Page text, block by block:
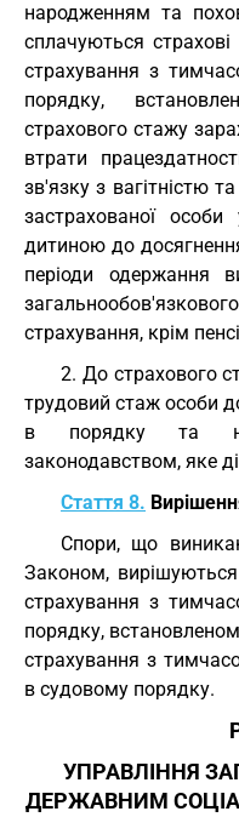
народженням та
сплачуються
страхування з
порядку,
страхового стажу
втрати
зв'язку з вагітністю
застрахованої
дитиною до
періоди одержання
страхування, крім
2. До страхового
трудовий стаж особи
в порядку та на
законодавством, яке
Стаття 8.
Спори, що
Законом,
страхування з
порядку,
страхування з
в судовому порядку.
УПРАВЛІННЯ
ДЕРЖАВНИМ